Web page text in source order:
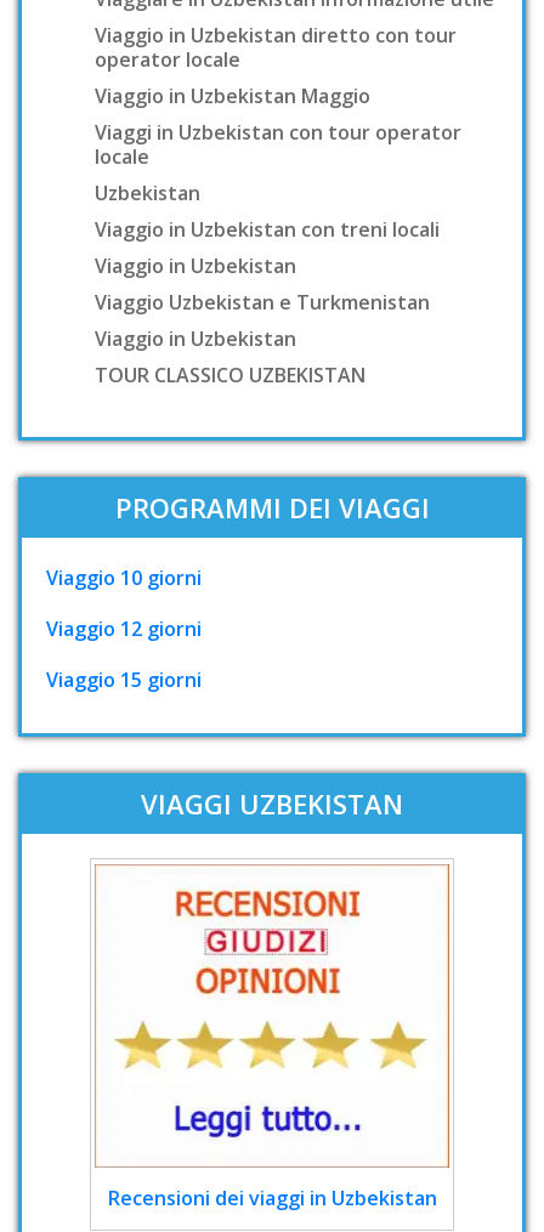
Viaggio in Uzbekistan diretto con tour
operator locale
Viaggio in Uzbekistan Maggio
Viaggi in Uzbekistan con tour operator
locale
Uzbekistan
Viaggio in Uzbekistan con treni locali
Viaggio in Uzbekistan
Viaggio Uzbekistan e Turkmenistan
Viaggio in Uzbekistan
TOUR CLASSICO UZBEKISTAN
PROGRAMMI DEI VIAGGI
Viaggio 10 giorni
Viaggio 12 giorni
Viaggio 15 giorni
VIAGGI UZBEKISTAN
Recensioni dei viaggi in Uzbekistan